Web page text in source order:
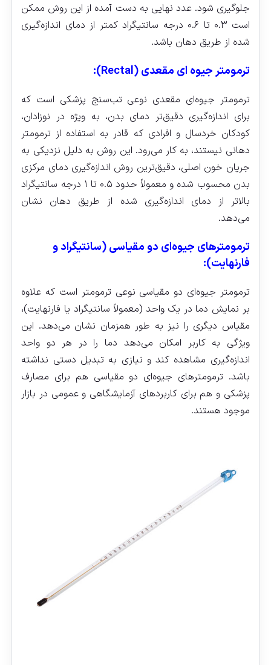
جلوگیری شود. عدد نهایی به دست آمده از این روش ممکن
است ۰.۳ تا ۰.۶ درجه سانتیگراد کمتر از دمای اندازه‌گیری
شده از طریق دهان باشد.
ترمومتر جیوه‌ ای مقعدی (Rectal):
ترمومتر جیوه‌ای مقعدی نوعی تب‌سنج پزشکی است که
برای اندازه‌گیری دقیق‌تر دمای بدن، به ویژه در نوزادان،
کودکان خردسال و افرادی که قادر به استفاده از ترمومتر
دهانی نیستند، به کار می‌رود. این روش به دلیل نزدیکی به
جریان خون اصلی، دقیق‌ترین روش اندازه‌گیری دمای مرکزی
بدن محسوب شده و معمولاً حدود ۰.۵ تا ۱ درجه سانتیگراد
بالاتر از دمای اندازه‌گیری شده از طریق دهان نشان
می‌دهد.
ترمومترهای جیوه‌ای دو مقیاسی (سانتیگراد و
فارنهایت):
ترمومتر جیوه‌ای دو مقیاسی نوعی ترمومتر است که علاوه
بر نمایش دما در یک واحد (معمولاً سانتیگراد یا فارنهایت)،
مقیاس دیگری را نیز به طور همزمان نشان می‌دهد. این
ویژگی به کاربر امکان می‌دهد دما را در هر دو واحد
اندازه‌گیری مشاهده کند و نیازی به تبدیل دستی نداشته
باشد. ترمومترهای جیوه‌ای دو مقیاسی هم برای مصارف
پزشکی و هم برای کاربردهای آزمایشگاهی و عمومی در بازار
موجود هستند.